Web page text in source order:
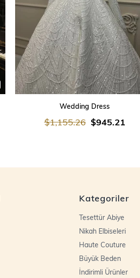
Wedding Dress
$945.21
$1,155.26
Kategoriler
Tesettür Abiye
Nikah Elbiseleri
Haute Couture
Büyük Beden
İndirimli Ürünler